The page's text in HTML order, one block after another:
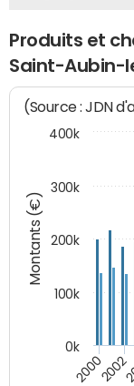
Produits et
Saint-Aubin-
Montants (€)
(Source : JDN
20002002
0k
100k
200k
300k
400k